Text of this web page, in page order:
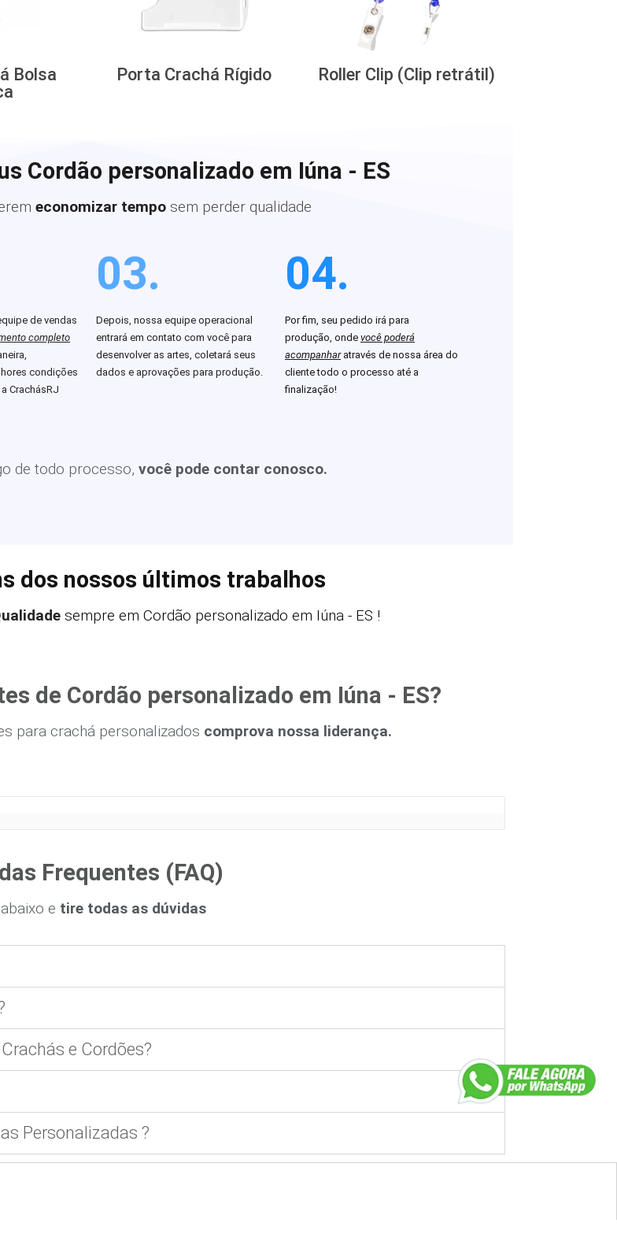
Bolsa
Porta Crachá Rígido Roller Clip (Clip retrátil)
Cordão personalizado em Iúna - ES
economizar tempo sem perder qualidade
de vendas
completo
condições
CrachásRJ
03.
Depois, nossa equipe operacional
entrará em contato com você para
desenvolver as artes, coletará seus
dados e aprovações para produção.
04.
Por fim, seu pedido irá para
produção, onde você poderá
acompanharatravés de nossa área do
cliente todo o processo até a
finalização!
de todo processo, você pode contar conosco.
dos nossos últimos trabalhos
sempre em Cordão personalizado em Iúna - ES !
de Cordão personalizado em Iúna - ES?
para crachá personalizados comprova nossa liderança.
Frequentes (FAQ)
e tire todas as dúvidas
e Cordões?
Personalizadas ?